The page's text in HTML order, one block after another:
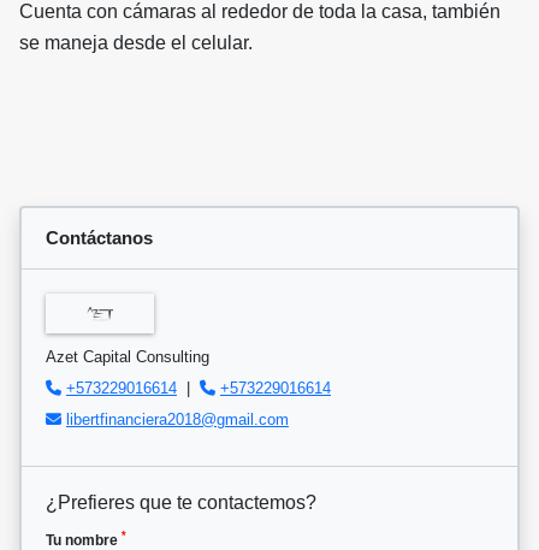
Cuenta con cámaras al rededor de toda la casa, también
se maneja desde el celular.
Contáctanos
Azet Capital Consulting
+573229016614 |
+573229016614
libertfinanciera2018@gmail.com
¿Prefieres que te contactemos?
Tu nombre *